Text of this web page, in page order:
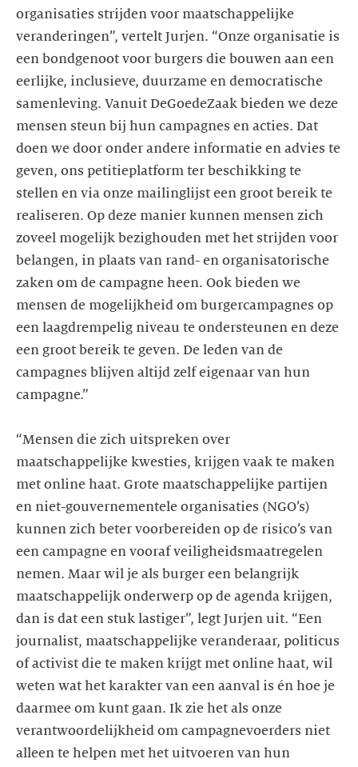
organisaties strijden voor maatschappelijke
veranderingen”, vertelt Jurjen. “Onze organisatie is
een bondgenoot voor burgers die bouwen aan een
eerlijke, inclusieve, duurzame en democratische
samenleving. Vanuit DeGoedeZaak bieden we deze
mensen steun bij hun campagnes en acties. Dat
doen we door onder andere informatie en advies te
geven, ons petitieplatform ter beschikking te
stellen en via onze mailinglijst een groot bereik te
realiseren. Op deze manier kunnen mensen zich
zoveel mogelijk bezighouden met het strijden voor
belangen, in plaats van rand- en organisatorische
zaken om de campagne heen. Ook bieden we
mensen de mogelijkheid om burgercampagnes op
een laagdrempelig niveau te ondersteunen en deze
een groot bereik te geven. De leden van de
campagnes blijven altijd zelf eigenaar van hun
campagne.”
“Mensen die zich uitspreken over
maatschappelijke kwesties, krijgen vaak te maken
met online haat. Grote maatschappelijke partijen
en niet-gouvernementele organisaties (NGO’s)
kunnen zich beter voorbereiden op de risico’s van
een campagne en vooraf veiligheidsmaatregelen
nemen. Maar wil je als burger een belangrijk
maatschappelijk onderwerp op de agenda krijgen,
dan is dat een stuk lastiger”, legt Jurjen uit. “Een
journalist, maatschappelijke veranderaar, politicus
of activist die te maken krijgt met online haat, wil
weten wat het karakter van een aanval is én hoe je
daarmee om kunt gaan. Ik zie het als onze
verantwoordelijkheid om campagnevoerders niet
alleen te helpen met het uitvoeren van hun